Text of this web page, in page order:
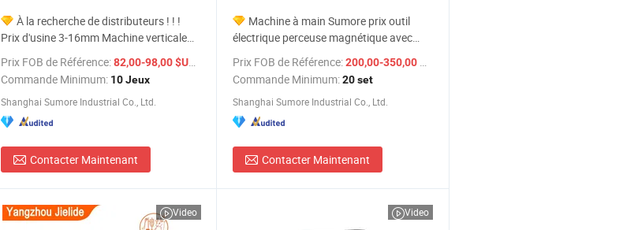
À la recherche de distributeurs ! ! !
Prix d'usine 3-16mm Machine verticale
Sumore, machine de perçage, mini
perceuse à colonne
Prix FOB de Référence:82,00-98,00 $US / Jeu
Commande Minimum: 10 Jeux
Shanghai Sumore Industrial Co., Ltd.
Contacter Maintenant
Machine à main Sumore prix outil
électrique perceuse magnétique avec
bon service
Prix FOB de Référence:200,00-350,00 $US
Commande Minimum:20 set
Shanghai Sumore Industrial Co., Ltd.
Contacter Maintenant
Video Video